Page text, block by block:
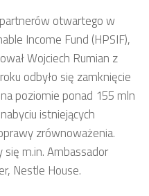
otwartego w
Income Fund (HPSIF),
Wojciech Rumian z
odbyło się zamknięcie
poziomie ponad 155 mln
istniejących
zrównoważenia.
m.in. Ambassador
Nestle House.